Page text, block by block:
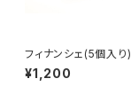
フィナンシェ(5個入り)
¥1,200